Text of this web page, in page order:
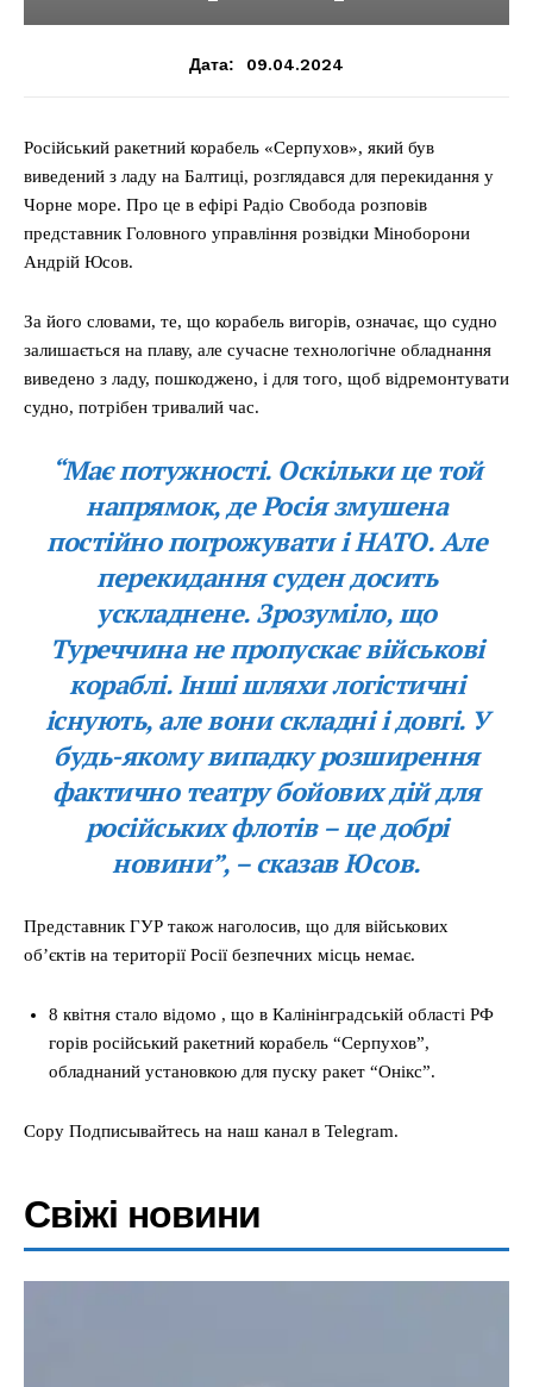
Дата: 09.04.2024
Російський ракетний корабель «Серпухов», який був
виведений з ладу на Балтиці, розглядався для перекидання у
Чорне море. Про це в ефірі Радіо Свобода розповів
представник Головного управління розвідки Міноборони
Андрій Юсов.
За його словами, те, що корабель вигорів, означає, що судно
залишається на плаву, але сучасне технологічне обладнання
виведено з ладу, пошкоджено, і для того, щоб відремонтувати
судно, потрібен тривалий час.
“Має потужності. Оскільки це той
напрямок, де Росія змушена
постійно погрожувати і НАТО. Але
перекидання суден досить
ускладнене. Зрозуміло, що
Туреччина не пропускає військові
кораблі. Інші шляхи логістичні
існують, але вони складні і довгі. У
будь-якому випадку розширення
фактично театру бойових дій для
російських флотів – це добрі
новини”, – сказав Юсов.
Представник ГУР також наголосив, що для військових
об’єктів на території Росії безпечних місць немає.
8 квітня стало відомо , що в Калінінградській області РФ
горів російський ракетний корабель “Серпухов”,
обладнаний установкою для пуску ракет “Онікс”.
Copy Подписывайтесь на наш канал в Telegram.
Свіжі новини